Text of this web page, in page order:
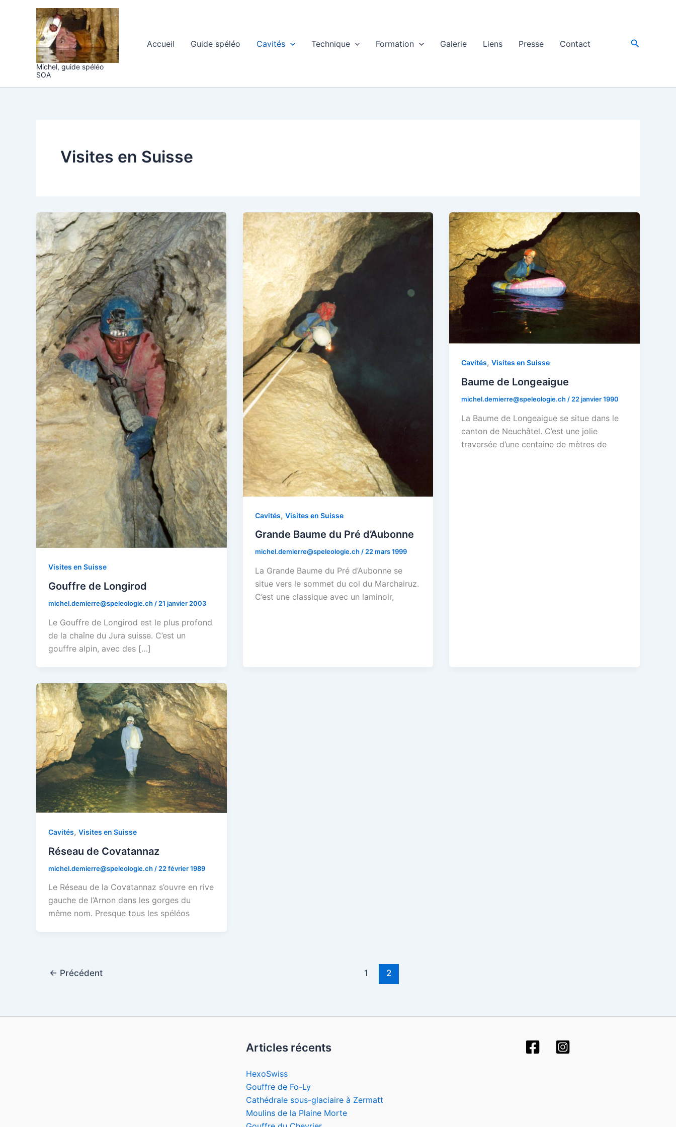
Michel, guide spéléo
SOA
Accueil Guide spéléo Cavités Technique Formation Galerie Liens Presse Contact
Visites en Suisse
Visites en Suisse
Gouffre de Longirod
michel.demierre@speleologie.ch / 21 janvier 2003
Le Gouffre de Longirod est le plus profond
de la chaîne du Jura suisse. C’est un
gouffre alpin, avec des […]
Cavités, Visites en Suisse
Grande Baume du Pré d’Aubonne
michel.demierre@speleologie.ch/22 mars 1999
La Grande Baume du Pré d’Aubonne se
situe vers le sommet du col du Marchairuz.
C’est une classique avec un laminoir,
Cavités,Visites en Suisse
Baume de Longeaigue
michel.demierre@speleologie.ch / 22 janvier 1990
La Baume de Longeaigue se situe dans le
canton de Neuchâtel. C’est une jolie
traversée d’une centaine de mètres de
Cavités, Visites en Suisse
Réseau de Covatannaz
michel.demierre@speleologie.ch / 22 février 1989
Le Réseau de la Covatannaz s’ouvre en rive
gauche de l’Arnon dans les gorges du
même nom. Presque tous les spéléos
← Précédent 1 2
Articles récents
HexoSwiss
Gouffre de Fo-Ly
Cathédrale sous-glaciaire à Zermatt
Moulins de la Plaine Morte